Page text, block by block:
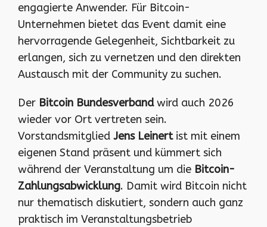
engagierte Anwender. Für Bitcoin-
Unternehmen bietet das Event damit eine
hervorragende Gelegenheit, Sichtbarkeit zu
erlangen, sich zu vernetzen und den direkten
Austausch mit der Community zu suchen.
Der Bitcoin Bundesverbandwird auch 2026
wieder vor Ort vertreten sein.
Vorstandsmitglied Jens Leinertist mit einem
eigenen Stand präsent und kümmert sich
während der Veranstaltung um die Bitcoin-
Zahlungsabwicklung. Damit wird Bitcoin nicht
nur thematisch diskutiert, sondern auch ganz
praktisch im Veranstaltungsbetrieb